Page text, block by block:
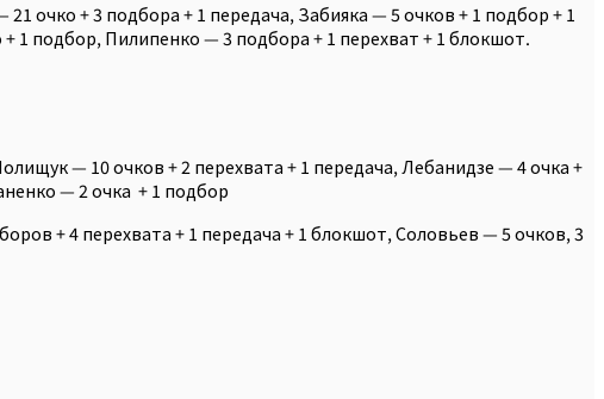
очко + 3 подбора + 1 передача, Забияка — 5 очков + 1 подбор + 1
1 подбор, Пилипенко — 3 подбора + 1 перехват + 1 блокшот.
— 10 очков + 2 перехвата + 1 передача, Лебанидзе — 4 очка +
— 2 очка + 1 подбор
+ 4 перехвата + 1 передача + 1 блокшот, Соловьев — 5 очков, 3